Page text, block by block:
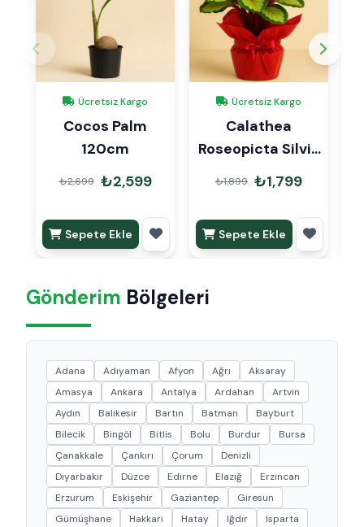
Ücretsiz Kargo
Cocos Palm
120cm
₺2,699 ₺2,599
Sepete Ekle
Ücretsiz Kargo
Calathea
Roseopicta Silvia
Dua Çiçeği
Hediye Paketli
₺1,899 ₺1,799
Sepete Ekle
Gönderim Bölgeleri
Adana Adıyaman Afyon Ağrı
Aksaray
Amasya
Ankara Antalya Ardahan
Artvin
Aydın
Balıkesir Bartın Batman
Bayburt
Bilecik
Bingöl Bitlis Bolu Burdur
Bursa
Çanakkale
Çankırı Çorum
Denizli
Diyarbakır
Düzce Edirne Elazığ
Erzincan
Erzurum
Eskişehir Gaziantep
Giresun
Gümüşhane
Hakkari Hatay Iğdır
Isparta